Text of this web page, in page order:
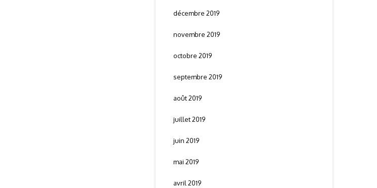
décembre 2019
novembre 2019
octobre 2019
septembre 2019
août 2019
juillet 2019
juin 2019
mai 2019
avril 2019